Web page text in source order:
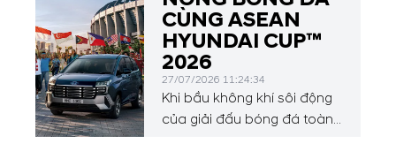
CÙNG ASEAN
HYUNDAI CUP™
2026
27/07/2026 11:24:34
Khi bầu không khí sôi động
của giải đấu bóng đá toàn